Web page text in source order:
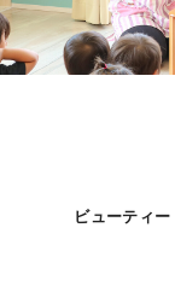
ビューティー